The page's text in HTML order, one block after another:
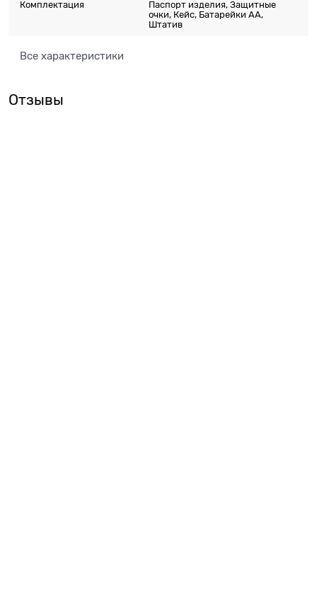
Комплектация
Паспорт изделия, Защитные
очки, Кейс, Батарейки АА,
Штатив
Все характеристики
Отзывы